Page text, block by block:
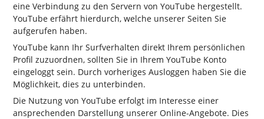
eine Verbindung zu den Servern von YouTube hergestellt.
YouTube erfährt hierdurch, welche unserer Seiten Sie
aufgerufen haben.
YouTube kann Ihr Surfverhalten direkt Ihrem persönlichen
Profil zuzuordnen, sollten Sie in Ihrem YouTube Konto
eingeloggt sein. Durch vorheriges Ausloggen haben Sie die
Möglichkeit, dies zu unterbinden.
Die Nutzung von YouTube erfolgt im Interesse einer
ansprechenden Darstellung unserer Online-Angebote. Dies